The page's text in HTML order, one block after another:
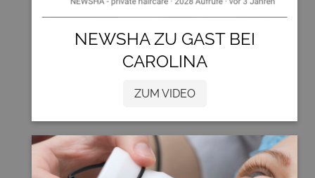
NEWSHA ZU GAST BEI
CAROLINA
ZUM VIDEO